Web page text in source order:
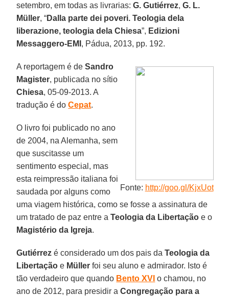
setembro, em todas as livrarias:G. Gutiérrez,G. L.
Müller, “Dalla parte dei poveri. Teologia dela
liberazione, teologia dela Chiesa”, Edizioni
Messaggero-EMI , Pádua, 2013, pp. 192.
Fonte: http://goo.gl/KjxUot
A reportagem é deSandro
Magister, publicada no sítio
Chiesa, 05-09-2013. A
tradução é doCepat.
O livro foi publicado no ano
de 2004, na Alemanha, sem
que suscitasse um
sentimento especial, mas
esta reimpressão italiana foi
saudada por alguns como
uma viagem histórica, como se fosse a assinatura de
um tratado de paz entre aTeologia da Libertação e o
Magistério da Igreja.
Gutiérrez é considerado um dos pais daTeologia da
Libertação e Müller foi seu aluno e admirador. Isto é
tão verdadeiro que quando Bento XVI o chamou, no
ano de 2012, para presidir aCongregação para a